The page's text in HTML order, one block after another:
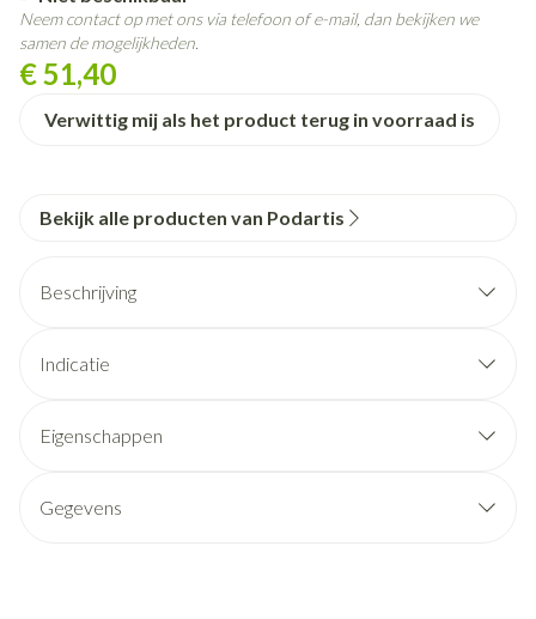
€ 51,40
Verwittig mij als het product terug in voorraad is
Neem contact op met ons via telefoon of e-mail, dan bekijken we
samen de mogelijkheden.
Bekijk alle producten van Podartis
Beschrijving
Indicatie
Eigenschappen
Gegevens